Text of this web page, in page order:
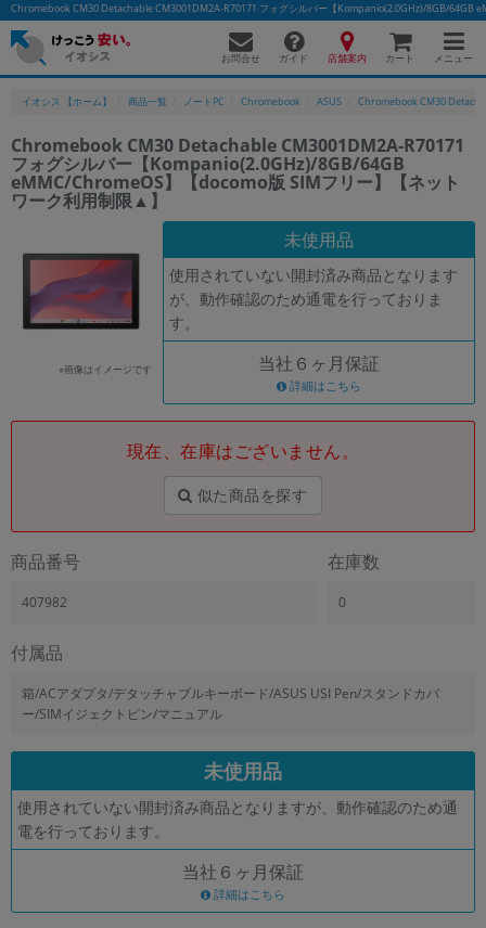
Chromebook CM30 Detachable CM3001DM2A-R70171 フォグシルバー【Kompanio(2.0GHz)/8GB/
お問合せ ガイド 店舗案内 カート メニュー
イオシス 【ホーム】 商品一覧 ノートPC Chromebook ASUS Chromebook CM30
Chromebook CM30 Detachable CM3001DM2A-R70171
フォグシルバー【Kompanio(2.0GHz)/8GB/64GB
eMMC/ChromeOS】【docomo版 SIMフリー】【ネット
ワーク利用制限▲】
※画像はイメージです
未使用品
使用されていない開封済み商品となります
が、動作確認のため通電を行っておりま
す。
当社６ヶ月保証
詳細はこちら
現在、在庫はございません。
似た商品を探す
商品番号
407982
在庫数
0
付属品
箱/ACアダプタ/デタッチャブルキーボード/ASUS USI Pen/スタンドカバ
ー/SIMイジェクトピン/マニュアル
未使用品
使用されていない開封済み商品となりますが、動作確認のため通
電を行っております。
当社６ヶ月保証
詳細はこちら